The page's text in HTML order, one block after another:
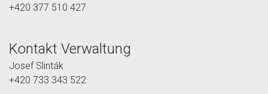
+420 377 510 427
Kontakt Verwaltung
Josef Slinták
+420 733 343 522